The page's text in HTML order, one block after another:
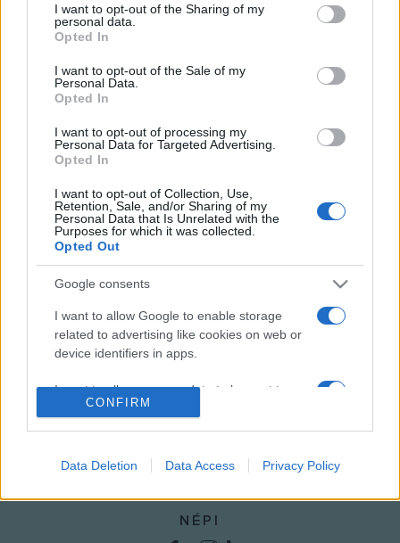
not limited to your visit or usage behaviour. You may click to
grant or deny consent to Google and its third-party tags to
use your data for below specified purposes in below Google
consent section.
I want to opt-out of the Sharing of my
personal data.
Opted In
I want to opt-out of the Sale of my
Personal Data.
Opted In
I want to opt-out of processing my
Personal Data for Targeted Advertising.
Opted In
I want to opt-out of Collection, Use,
Retention, Sale, and/or Sharing of my
Personal Data that Is Unrelated with the
Purposes for which it was collected.
Opted Out
Google consents
I want to allow Google to enable storage
related to advertising like cookies on web or
device identifiers in apps.
I want to allow my user data to be sent to
Google for online advertising purposes.
personalized advertising.
I want to allow Google to enable storage
related to analytics like cookies on web or
device identifiers in apps.
CONFIRM
Data Deletion Data Access Privacy Policy
játszott. A három filmes azonban most fog először újra
együtt dolgozni a hat Oscar-díjjal jutalmazott film óta,
A nyitóképen Tom Hanks. Forrás: Shutterstock/
VILÁG
NÉPI